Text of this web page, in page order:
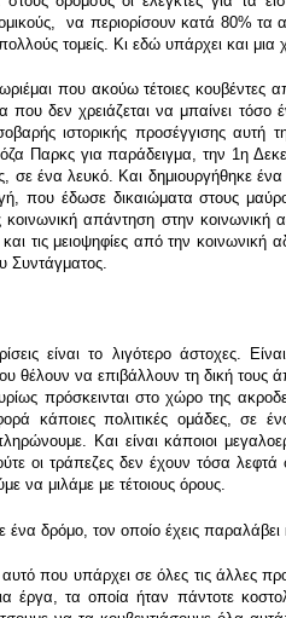
να περιορίσουν κατά 80% τα
τομείς. Κι εδώ υπάρχει και
που ακούω τέτοιες κουβέντες
που δεν χρειάζεται να μπαίνει
σοβαρής ιστορικής προσέγγισης
Παρκς για παράδειγμα, την 1η
σε ένα λευκό. Και δημιουργήθηκε
που έδωσε δικαιώματα στους
απάντηση στην κοινωνική
τις μειοψηφίες από την
Συντάγματος.
είναι το λιγότερο άστοχες.
θέλουν να επιβάλλουν τη δική
πρόσκεινται στο χώρο της
κάποιες πολιτικές ομάδες, σε
Και είναι κάποιοι
οι τράπεζες δεν έχουν τόσα
να μιλάμε με τέτοιους όρους.
δρόμο, τον οποίο έχεις παραλάβει
που υπάρχει σε όλες τις άλλες
έργα, τα οποία ήταν πάντοτε